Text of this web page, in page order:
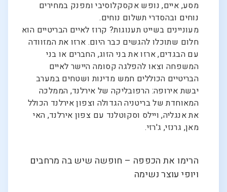
מסע, איים, נופש אקסקלוסיבי ומפנק במחירים
נוחים ובהסדרי תשלום נוחים.
מעוניינים בשייט תענוגות? קרוז לאיים הבריטיים הוא
חלום שתוכלו להגשים כבר היום. ארזו את המזוודה
עם הבגדים, ארזו את בני הזוג, החברים או בני
המשפחה וצאו להפלגה קסומה היישר לאיים
הבריטיים הכוללים חמש מדינות ושטחים במערב
יבשת אירופה: הרפובליקה של אירלנד, הממלכה
המאוחדת של בריטניה הגדולה וצפון אירלנד הכולל
את אנגליה, ויילס וסקוטלנד עם צפון אירלנד, האי
מאן, גרנזי, ג'רזי.
הרימו את הכפפה – חופשה שיש בה מרחבים
ויופי עוצר נשימה